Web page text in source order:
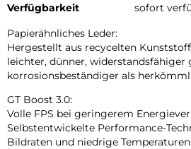
Verfügbarkeit
sofort
Papierähnliches Leder:
Hergestellt aus recycelten
leichter, dünner,
korrosionsbeständiger als
GT Boost 3.0:
Volle FPS bei geringerem
Selbstentwickelte Performance-
Bildraten und niedrige